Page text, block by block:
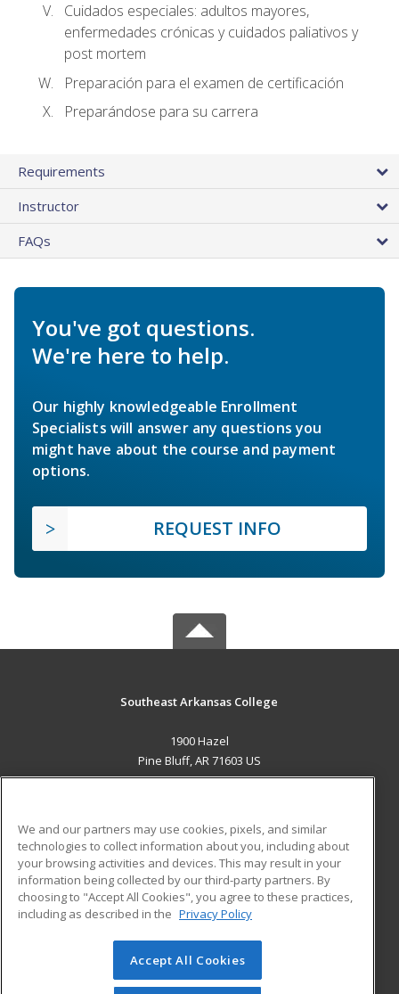
Cuidados especiales: adultos mayores,
enfermedades crónicas y cuidados paliativos y
post mortem
Preparación para el examen de certificación
Preparándose para su carrera
Requirements
Instructor
FAQs
You've got questions.
We're here to help.
Our highly knowledgeable Enrollment
Specialists will answer any questions you
might have about the course and payment
options.
REQUEST INFO
Southeast Arkansas College
1900 Hazel
Pine Bluff, AR 71603 US
ADDITIONAL RESOURCES
Military
Financial Assistance
Help
Student Blog
© 2026 ed2go, a division of Cengage Learning. All rights
reserved. The material on this site cannot be reproduced or
We and our partners may use cookies, pixels, and similar
technologies to collect information about you, including about
your browsing activities and devices. This may result in your
information being collected by our third-party partners. By
choosing to "Accept All Cookies", you agree to these practices,
including as described in the Privacy Policy
Accept All Cookies